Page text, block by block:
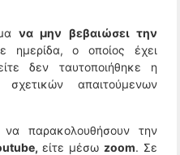
να μην βεβαιώσει την
ημερίδα, ο οποίος έχει
δεν ταυτοποιήθηκε η
απαιτούμενων
να παρακολουθήσουν την
είτε μέσω zoom. Σε